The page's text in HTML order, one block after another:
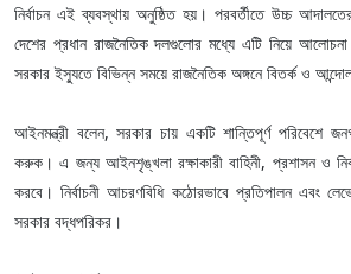
নির্বাচন এই ব্যবস্থায় অনুষ্ঠিত হয়। পরবর্তীতে উচ্চ
দেশের প্রধান রাজনৈতিক দলগুলোর মধ্যে এটি নিয়ে আলোচনা
সরকার ইস্যুতে বিভিন্ন সময়ে রাজনৈতিক অঙ্গনে বিতর্ক ও
আইনমন্ত্রী বলেন, সরকার চায় একটি শান্তিপূর্ণ পরিবেশে
করুক। এ জন্য আইনশৃঙ্খলা রক্ষাকারী বাহিনী, প্রশাসন ও
করবে। নির্বাচনী আচরণবিধি কঠোরভাবে প্রতিপালন এবং
সরকার বদ্ধপরিকর।